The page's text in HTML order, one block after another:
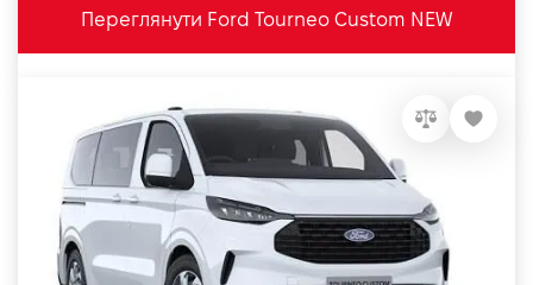
Переглянути Ford Tourneo Custom NEW